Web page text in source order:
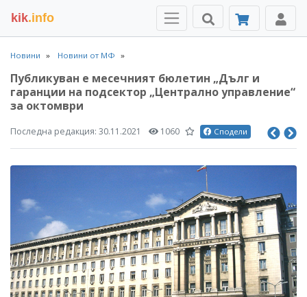
kik.info
Новини Новини от МФ
Публикуван е месечният бюлетин „Дълг и
гаранции на подсектор „Централно управление“
за октомври
Последна редакция: 30.11.2021 1060 Сподели